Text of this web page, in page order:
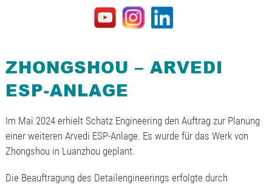
ZHONGSHOU – ARVEDI
ESP-ANLAGE
Im Mai 2024 erhielt Schatz Engineering den Auftrag zur Planung
einer weiteren Arvedi ESP-Anlage. Es wurde für das Werk von
Zhongshou in Luanzhou geplant.
Die Beauftragung des Detailengineerings erfolgte durch